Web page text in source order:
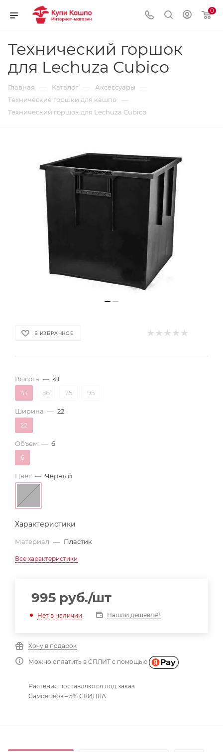
0
Технический горшок
для Lechuza Cubico
Главная — Каталог — Аксессуары —
Технические горшки для кашпо —
Технический горшок для Lechuza Cubico
В ИЗБРАННОЕ
Высота — 41
41
56 75 95
Ширина — 22
22
Объем — 6
6
Цвет — Черный
Характеристики
Материал — Пластик
Все характеристики
995 руб./шт
Нет в наличии Нашли дешевле?
Хочу в подарок
Можно оплатить в СПЛИТ с помощью
Растения поставляются под заказ
Самовывоз – 5% СКИДКА